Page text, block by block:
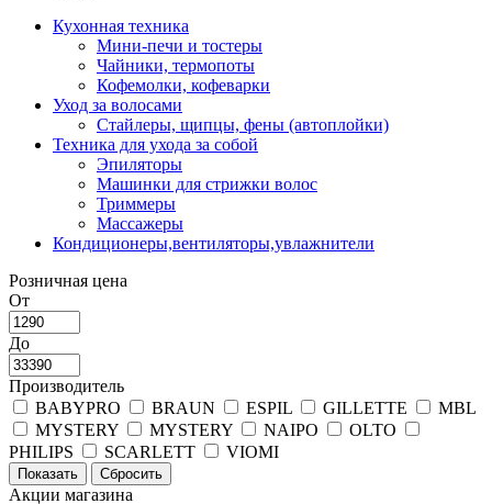
Кухонная техника
Мини-печи и тостеры
Чайники, термопоты
Кофемолки, кофеварки
Уход за волосами
Стайлеры, щипцы, фены (автоплойки)
Техника для ухода за собой
Эпиляторы
Машинки для стрижки волос
Триммеры
Массажеры
Кондиционеры,вентиляторы,увлажнители
Розничная цена
От
До
Производитель
BABYPRO
BRAUN ESPIL GILLETTE
MBL
MYSTERY
MYSTERY NAIPO
OLTO
PHILIPS
SCARLETT VIOMI
Акции магазина